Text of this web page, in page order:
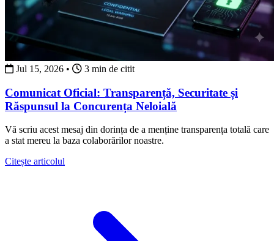
Jul 15, 2026 • 3 min de citit
Comunicat Oficial: Transparență, Securitate și
Răspunsul la Concurența Neloială
Vă scriu acest mesaj din dorința de a menține transparența totală care
a stat mereu la baza colaborărilor noastre.
Citește articolul